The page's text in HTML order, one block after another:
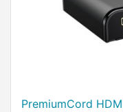
PremiumCord